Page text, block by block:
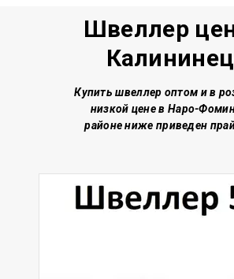
Швеллер
Купить швеллер оптом и в
низкой ценев Наро-
районениже приведен